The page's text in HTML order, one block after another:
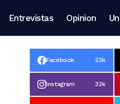
Entrevistas Opinion
Facebook 23k
Instagram 32k